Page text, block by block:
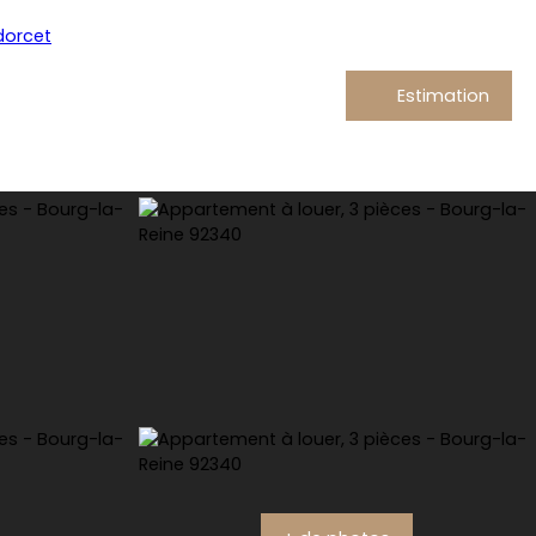
Estimation